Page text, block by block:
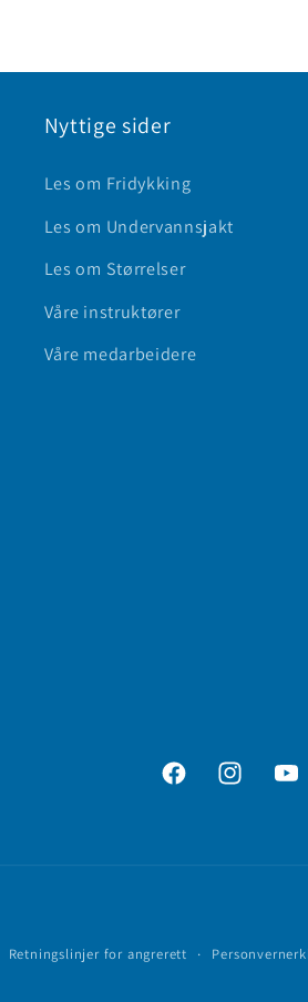
Nyttige sider
Les om Fridykking
Les om Undervannsjakt
Les om Størrelser
Våre instruktører
Våre medarbeidere
FacebookInstagram
Retningslinjer for angrerett